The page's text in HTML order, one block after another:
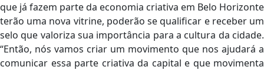
que já fazem parte da economia criativa em Belo Horizonte
terão uma nova vitrine, poderão se qualificar e receber um
selo que valoriza sua importância para a cultura da cidade.
“Então, nós vamos criar um movimento que nos ajudará a
comunicar essa parte criativa da capital e que movimenta